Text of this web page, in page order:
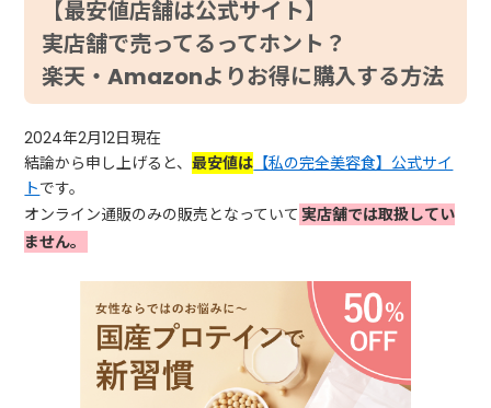
【最安値店舗は公式サイト】
実店舗で売ってるってホント？
楽天・Amazonよりお得に購入する方法
2024年2月12日現在
結論から申し上げると、最安値は 【私の完全美容食】公式サイ
トです。
オンライン通販のみの販売となっていて 実店舗では取扱してい
ません。